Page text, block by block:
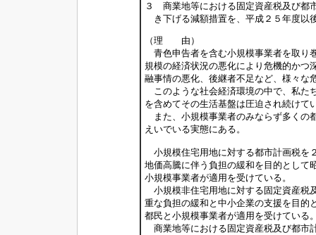
３ 商業地等における固定資産税及び都
き下げる減額措置を、平成２５年度以
（理 由）
青色申告者を含む小規模事業者を取り
規模の経済状況の悪化により危機的かつ
融事情の悪化、後継者不足など、様々な
このような社会経済環境の中で、私た
を含めてその生活基盤は圧迫され続けて
また、小規模事業者のみならず多くの
えいでいる実態にある。
小規模住宅用地に対する都市計画税を
地価高騰に伴う負担の緩和を目的として
小規模事業者が適用を受けている。
小規模非住宅用地に対する固定資産税
重な負担の緩和と中小企業の支援を目的
都民と小規模事業者が適用を受けている
商業地等における固定資産税及び都市